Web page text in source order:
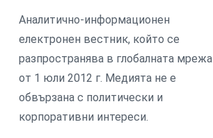
Аналитично-информационен
електронен вестник, който се
разпространява в глобалната мрежа
от 1 юли 2012 г. Медията не е
обвързана с политически и
корпоративни интереси.